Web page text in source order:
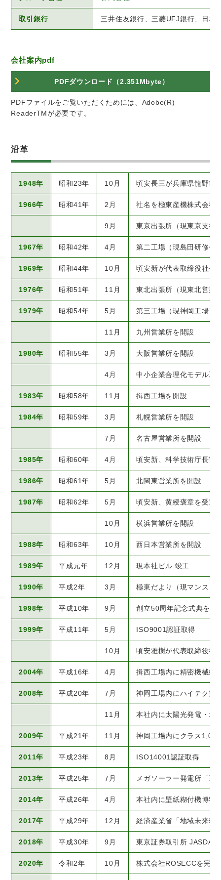
取引銀行 三井住友銀行、三菱UFJ銀行、日本
会社案内pdf
PDFダウンロード（2.351Mbyte）
PDFファイルをご覧いただくためには、Adobe(R)
ReaderTMが必要です。
沿革
1948年 昭和23年 10月 頃安長三が兵庫県龍野市
1966年 昭和41年 2月 社名を極東産機株式会社
9月 東京出張所（現東京支社
1967年 昭和42年 4月 第二工場（現島田研修セ
1969年 昭和44年 10月 頃安新が代表取締役社長
1976年 昭和51年 11月 東北出張所（現東北営業
1979年 昭和54年 5月 第三工場（現神岡工場）
11月 九州営業所を開設
1980年 昭和55年 3月 大阪営業所を開設
4月 中小企業合理化モデル工
1983年 昭和58年 11月 揖西工場を開設
1984年 昭和59年 3月 札幌営業所を開設
7月 名古屋営業所を開設
1985年 昭和60年 4月 頃安新、科学技術庁長官
1986年 昭和61年 5月 北関東営業所を開設
1987年 昭和62年 5月 頃安新、黄綬褒章を受章
10月 横浜営業所を開設
1988年 昭和63年 10月 西日本営業所を開設
1989年 平成元年 12月 現本社ビル 竣工
1990年 平成2年 3月 極東だより（現マンスリ
1998年 平成10年 9月 創立50周年記念式典を開
1999年 平成11年 5月 ISO9001認証取得
10月 頃安雅樹が代表取締役社
2004年 平成16年 4月 揖西工場内に精密機械組
2008年 平成20年 7月 神岡工場内にハイテク第
11月 本社内に太陽光発電・オ
2009年 平成21年 11月 神岡工場内にクラス
2011年 平成23年 8月 ISO14001認証取得
2013年 平成25年 7月 メガソーラー発電所「三
2014年 平成26年 4月 本社内に壁紙糊付機博物
2017年 平成29年 12月 経済産業省「地域未来牽
2018年 平成30年 9月 東京証券取引所
2020年 令和2年 10月 株式会社ROSECCを完全